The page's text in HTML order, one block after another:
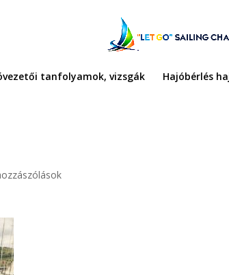
tanfolyamok, vizsgák Hajóbérlés